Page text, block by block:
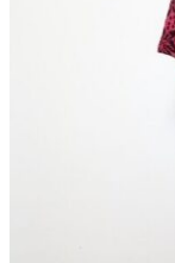
受付時